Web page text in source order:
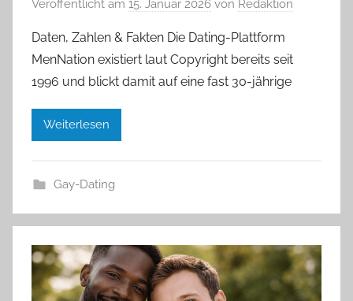
Veröffentlicht am 15. Januar 2026 von Redaktion
Daten, Zahlen & Fakten Die Dating-Plattform
MenNation existiert laut Copyright bereits seit
1996 und blickt damit auf eine fast 30-jährige
Weiterlesen
Gay-Dating